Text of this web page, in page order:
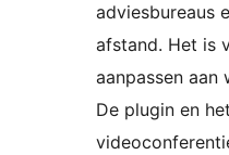
adviesbureaus
afstand. Het is
aanpassen aan
De plugin en